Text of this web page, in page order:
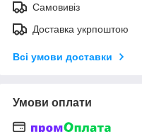
Самовивіз
Доставка укрпоштою
Всі умови доставки
Умови оплати